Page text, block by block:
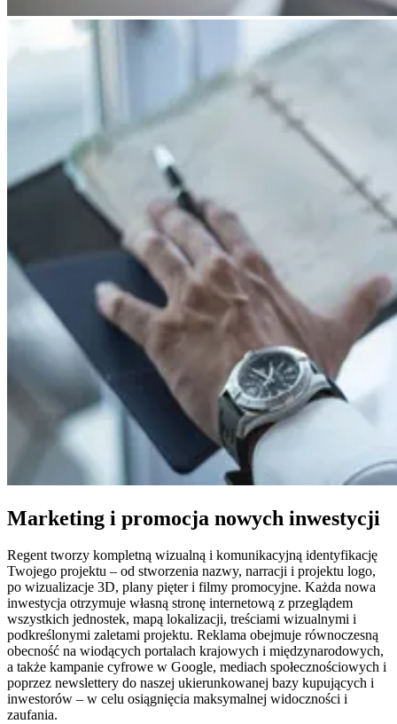
Marketing i promocja nowych inwestycji
Regent tworzy kompletną wizualną i komunikacyjną identyfikację
Twojego projektu – od stworzenia nazwy, narracji i projektu logo,
po wizualizacje 3D, plany pięter i filmy promocyjne. Każda nowa
inwestycja otrzymuje własną stronę internetową z przeglądem
wszystkich jednostek, mapą lokalizacji, treściami wizualnymi i
podkreślonymi zaletami projektu. Reklama obejmuje równoczesną
obecność na wiodących portalach krajowych i międzynarodowych,
a także kampanie cyfrowe w Google, mediach społecznościowych i
poprzez newslettery do naszej ukierunkowanej bazy kupujących i
inwestorów – w celu osiągnięcia maksymalnej widoczności i
zaufania.